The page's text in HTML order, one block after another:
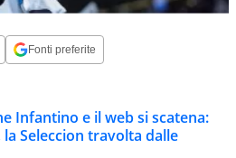
Fonti preferite
Infantino e il web si scatena:
Seleccion travolta dalle